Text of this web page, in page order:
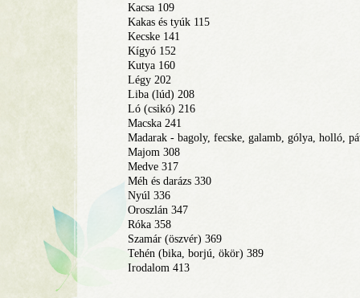
Kacsa 109
Kakas és tyúk 115
Kecske 141
Kígyó 152
Kutya 160
Légy 202
Liba (lúd) 208
Ló (csikó) 216
Macska 241
Madarak - bagoly, fecske, galamb, gólya, holló,
Majom 308
Medve 317
Méh és darázs 330
Nyúl 336
Oroszlán 347
Róka 358
Szamár (öszvér) 369
Tehén (bika, borjú, ökör) 389
Irodalom 413